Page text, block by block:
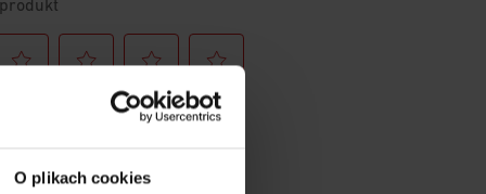
O plikach cookies